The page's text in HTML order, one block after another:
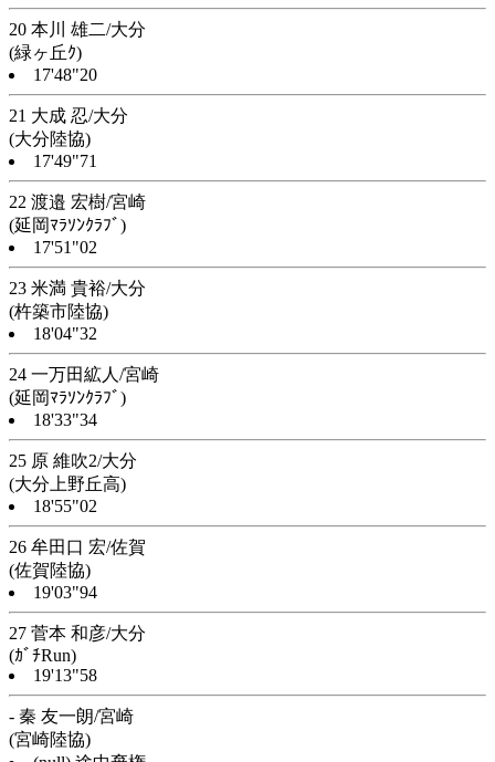
20 本川 雄二/大分
(緑ヶ丘ｸ)
17'48"20
21 大成 忍/大分
(大分陸協)
17'49"71
22 渡邉 宏樹/宮崎
(延岡ﾏﾗｿﾝｸﾗﾌﾞ)
17'51"02
23 米満 貴裕/大分
(杵築市陸協)
18'04"32
24 一万田絋人/宮崎
(延岡ﾏﾗｿﾝｸﾗﾌﾞ)
18'33"34
25 原 維吹2/大分
(大分上野丘高)
18'55"02
26 牟田口 宏/佐賀
(佐賀陸協)
19'03"94
27 菅本 和彦/大分
(ｶﾞﾁRun)
19'13"58
- 秦 友一朗/宮崎
(宮崎陸協)